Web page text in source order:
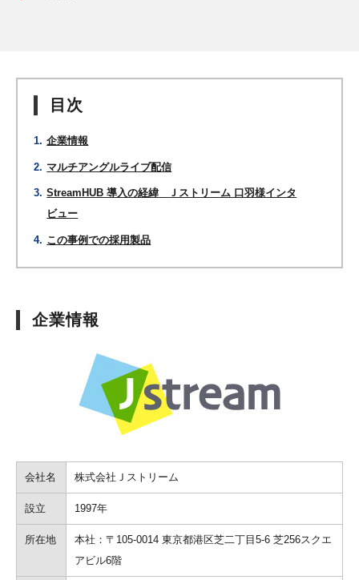
目次
企業情報
マルチアングルライブ配信
StreamHUB 導入の経緯
Ｊストリーム 口羽様インタ
ビュー
この事例での採用製品
企業情報
会社名 株式会社Ｊストリーム
設立 1997年
所在地
本社：〒105-0014 東京都港区芝二丁目5-6 芝256スクエ
アビル6階